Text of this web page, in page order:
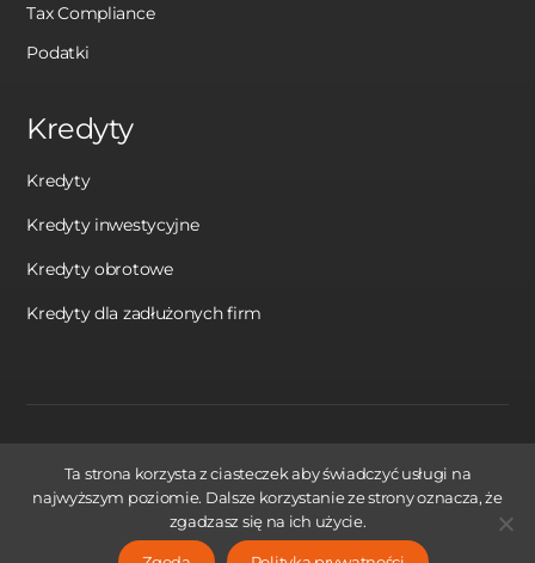
Tax Compliance
Podatki
Kredyty
Kredyty
Kredyty inwestycyjne
Kredyty obrotowe
Kredyty dla zadłużonych firm
Ta strona korzysta z ciasteczek aby świadczyć usługi na
najwyższym poziomie. Dalsze korzystanie ze strony oznacza, że
zgadzasz się na ich użycie.